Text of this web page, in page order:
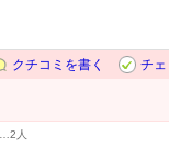
クチコミを書く
チ
2人